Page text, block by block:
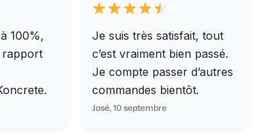
100%,
rapport
Je suis très satisfait, tout
c’est vraiment bien passé.
Je compte passer d’autres
commandes bientôt.
José, 10 septembre